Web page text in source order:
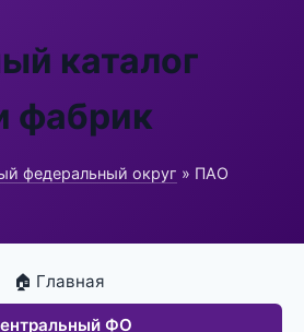
каталог
фабрик
федеральный округ » ПАО
🏠 Главная
ФО